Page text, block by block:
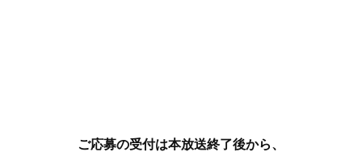
ご応募の受付は本放送終了後から、